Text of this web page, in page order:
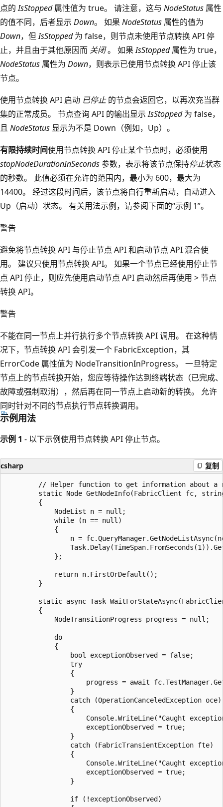
点的IsStopped属性值为 true。 请注意，这与 NodeStatus 属性
的值不同，后者显示 Down。 如果 NodeStatus 属性的值为
Down，但IsStopped为 false，则节点未使用节点转换 API 停
止，并且由于其他原因而 关闭。 如果IsStopped属性为 true，
NodeStatus 属性为 Down，则表示已使用节点转换 API 停止该
节点。
使用节点转换 API 启动 已停止的节点会返回它，以再次充当群
集的正常成员。 节点查询 API 的输出显示IsStopped为 false，
且 NodeStatus 显示为不是 Down（例如，Up）。
有限持续时间使用节点转换 API 停止某个节点时，必须使用
stopNodeDurationInSeconds参数，表示将该节点保持停止状态
的秒数。 此值必须在允许的范围内，最小为 600，最大为
14400。 经过这段时间后，该节点将自行重新启动，自动进入
Up（启动）状态。 有关用法示例，请参阅下面的“示例 1”。
警告
避免将节点转换 API 与停止节点 API 和启动节点 API 混合使
用。 建议只使用节点转换 API。 如果一个节点已经使用停止节
点 API 停止，则应先使用启动节点 API 启动然后再使用 > 节点
转换 API。
警告
不能在同一节点上并行执行多个节点转换 API 调用。 在这种情
况下，节点转换 API 会引发一个 FabricException，其
ErrorCode 属性值为 NodeTransitionInProgress。 一旦特定
节点上的节点转换开始，您应等待操作达到终端状态（已完成、
故障或强制取消），然后再在同一节点上启动新的转换。 允许
同时针对不同的节点执行节点转换调用。
示例用法
示例 1 - 以下示例使用节点转换 API 停止节点。
csharp 复制
// Helper function to get information about a
static Node GetNodeInfo(FabricClient fc,
        {
            NodeList n = null;
            while (n == null)
            {
n =
            };
            return n.FirstOrDefault();
        }
static async Task
        {
            NodeTransitionProgress progress = null;
            do
            {
                bool exceptionObserved = false;
                try
                {
progress = await
                }
                catch (OperationCanceledException oce)
                {
Console.WriteLine("Caught
                    exceptionObserved = true;
                }
                catch (FabricTransientException fte)
                {
Console.WriteLine("Caught
                    exceptionObserved = true;
                }
                if (!exceptionObserved)